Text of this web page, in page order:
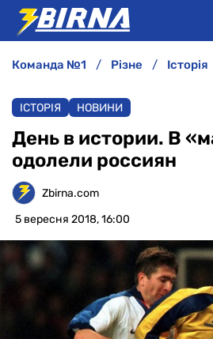
АНАЛІТИКА
ІНТЕРВ'Ю
РІЗНЕ
БУКМЕКЕРИ
команда №1 різне історія
ІСТОРІЯ НОВИНИ
День в истории. В
одолели россиян
Zbirna.com
5 вересня 2018, 16:00